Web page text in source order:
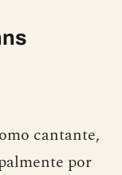
cantante,
por